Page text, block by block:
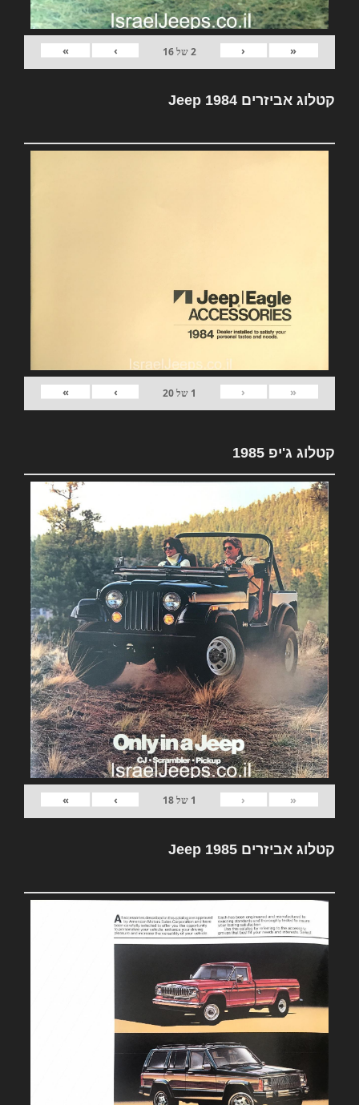
«
‹
2של16
›
»
קטלוג אביזרים Jeep 1984
«
‹
1 של20
›
»
קטלוג ג'יפ 1985
«
‹
1 של18
›
»
קטלוג אביזרים Jeep 1985